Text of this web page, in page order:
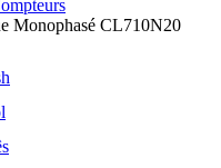
Monophasé CL710N20